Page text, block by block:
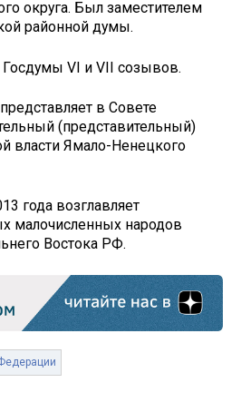
округа. Был заместителем
районной думы.
Госдумы VI и VII созывов.
в Совете
(представительный)
власти Ямало-Ненецкого
года возглавляет
малочисленных народов
Востока РФ.